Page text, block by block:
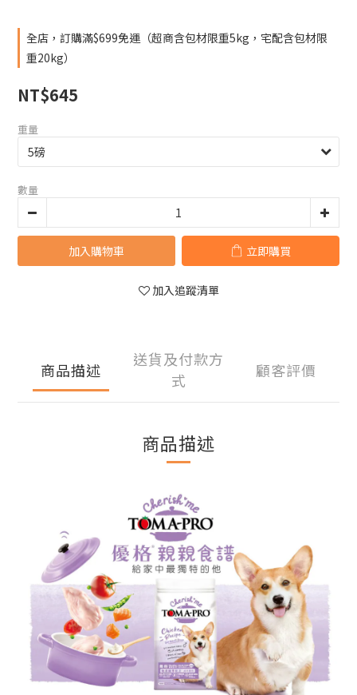
全店，訂購滿$699免運（超商含包材限重5kg，宅配含包材限
重20kg）
NT$645
重量
數量
加入購物車 立即購買
加入追蹤清單
商品描述
送貨及付款方
式
顧客評價
商品描述